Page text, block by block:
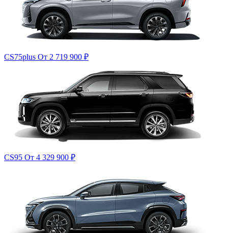
CS75plus От 2 719 900 ₽
CS95 От 4 329 900 ₽